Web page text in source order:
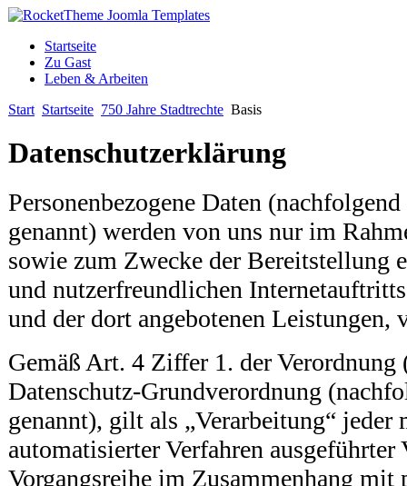
Startseite
Zu Gast
Leben & Arbeiten
Start Startseite 750 Jahre Stadtrechte Basis
Datenschutzerklärung
Personenbezogene Daten
genannt) werden von uns nur im
sowie zum Zwecke der Bereitstellung
und nutzerfreundlichen
und der dort angebotenen Leistungen,
Gemäß Art. 4 Ziffer 1. der
Datenschutz-Grundverordnung
genannt), gilt als „Verarbeitung“
automatisierter Verfahren ausgeführter
Vorgangsreihe im Zusammenhang mit